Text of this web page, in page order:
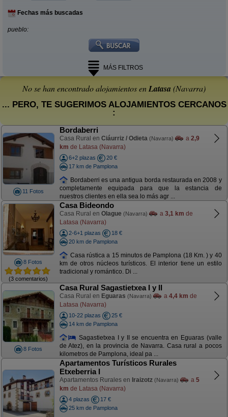
Fechas más buscadas
pueblo:
MÁS FILTROS
No se han encontrado alojamientos enLatasa (Navarra)
... PERO, TE SUGERIMOS ALOJAMIENTOS CERCANOS
:
11 Fotos
Bordaberri
Casa Rural en Ciáurriz / Odieta (Navarra) a 2,9
km de Latasa (Navarra)
6+2 plazas
20 €
17 km de Pamplona
Bordaberri es una antigua borda restaurada en 2008 y
completamente equipada para que la estancia de
nuestros clientes en ella sea lo más agr ...
8 Fotos
(3 comentarios)
Casa Bideondo
Casa Rural en Olague (Navarra) a 3,1 km de
Latasa (Navarra)
2-6+1 plazas
18 €
20 km de Pamplona
Casa rústica a 15 minutos de Pamplona (18 Km. ) y 40
km de otros núcleos turísticos. El interior tiene un estilo
tradicional y romántico. Di ...
8 Fotos
Casa Rural Sagastietxea I y II
Casa Rural en Eguaras (Navarra) a 4,4 km de
Latasa (Navarra)
10-22 plazas
25 €
14 km de Pamplona
Sagastietxea I y II se encuentra en Eguaras (valle
de Atez), en la provincia de Navarra. Casa rural a pocos
kilometros de Pamplona, ideal pa ...
Apartamentos Turísticos Rurales
Etxeberria I
Apartamentos Rurales en Iraizotz (Navarra) a 5
km de Latasa (Navarra)
4 plazas
17 €
25 km de Pamplona